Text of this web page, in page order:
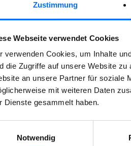
Zustimmung
Webseite verwendet Cookies
verwenden Cookies, um Inhalte
die Zugriffe auf unsere Website
an unsere Partner für soziale
mit weiteren Daten
Dienste gesammelt haben.
Notwendig